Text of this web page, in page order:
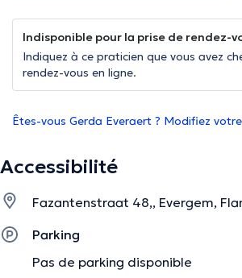
Indisponible pour la prise de rendez-
Indiquez à ce praticien que vous avez
rendez-vous en ligne.
Êtes-vous Gerda Everaert ? Modifiez
Accessibilité
Fazantenstraat 48,, Evergem,
Parking
Pas de parking disponible